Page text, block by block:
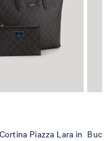
Piazza Lara in